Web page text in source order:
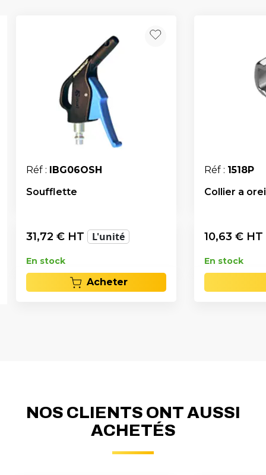
Réf :
IBG06OSH
Soufflette
31,72 € HT L'unité
En stock
Acheter
Réf : 1518P
Collier a
10,63 € HT
En stock
NOS CLIENTS ONT AUSSI
ACHETÉS